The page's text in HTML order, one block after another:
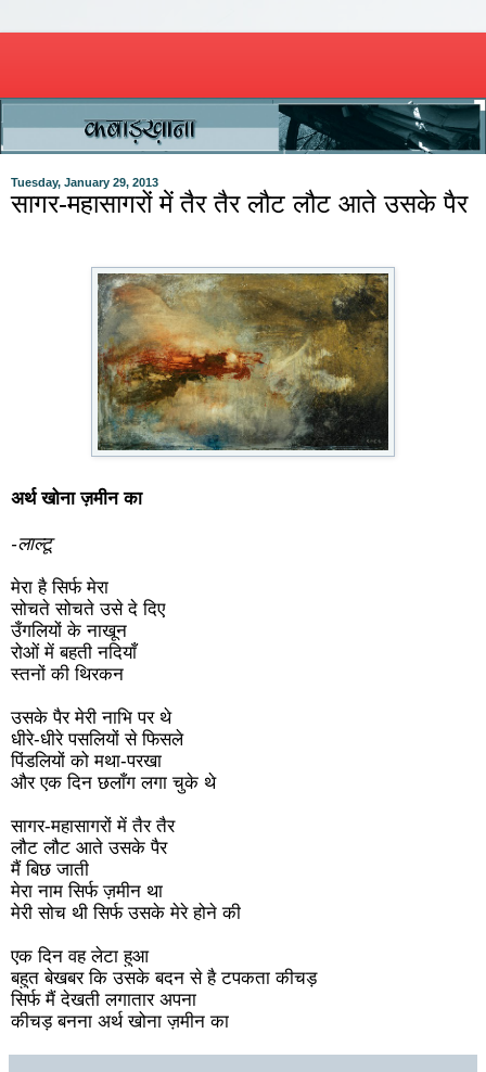
Tuesday, January 29, 2013
सागर-महासागरों में तैर तैर लौट लौट आते उसके पैर
अर्थ खोना ज़मीन का
-लाल्टू
मेरा है सिर्फ मेरा
सोचते सोचते उसे दे दिए
उँगलियों के नाखून
रोओं में बहती नदियाँ
स्तनों की थिरकन
उसके पैर मेरी नाभि पर थे
धीरे-धीरे पसलियों से फिसले
पिंडलियों को मथा-परखा
और एक दिन छलाँग लगा चुके थे
सागर-महासागरों में तैर तैर
लौट लौट आते उसके पैर
मैं बिछ जाती
मेरा नाम सिर्फ ज़मीन था
मेरी सोच थी सिर्फ उसके मेरे होने की
एक दिन वह लेटा हुआ
बहुत बेखबर कि उसके बदन से है टपकता कीचड़
सिर्फ मैं देखती लगातार अपना
कीचड़ बनना अर्थ खोना ज़मीन का